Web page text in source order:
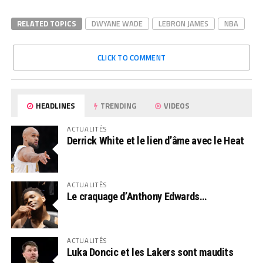
RELATED TOPICS DWYANE WADE LEBRON JAMES NBA
CLICK TO COMMENT
HEADLINES TRENDING VIDEOS
ACTUALITÉS
Derrick White et le lien d’âme avec le Heat
ACTUALITÉS
Le craquage d’Anthony Edwards…
ACTUALITÉS
Luka Doncic et les Lakers sont maudits